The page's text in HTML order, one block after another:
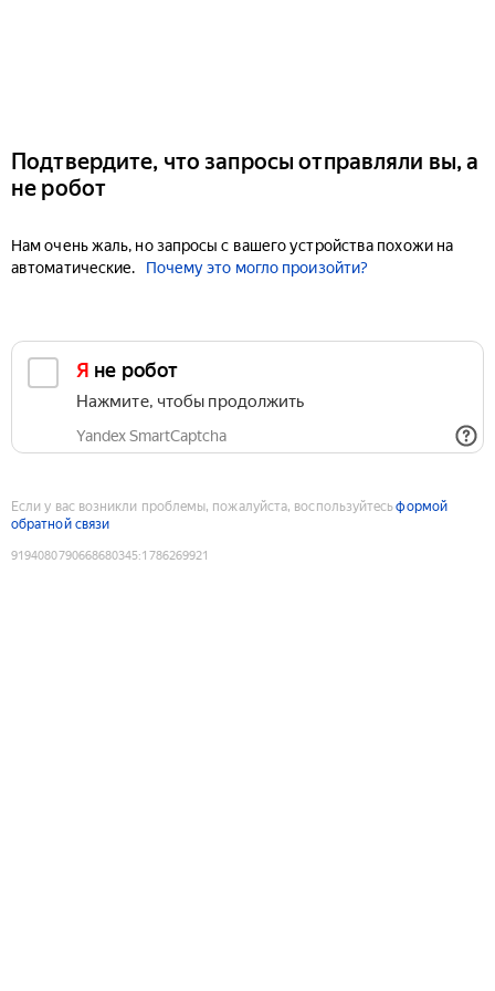
Подтвердите, что запросы отправляли вы, а
не робот
Нам очень жаль, но запросы с вашего устройства похожи на
автоматические.
Почему это могло произойти?
Я не робот
Нажмите, чтобы продолжить
Yandex SmartCaptcha
Если у вас возникли проблемы, пожалуйста, воспользуйтесьформой
обратной связи
9194080790668680345:1786269921